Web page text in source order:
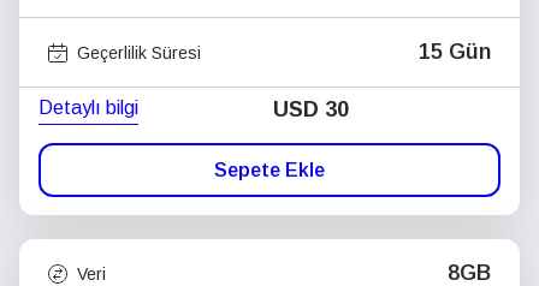
Geçerlilik Süresi 15 Gün
Detaylı bilgi USD 30
Sepete Ekle
Veri 8GB